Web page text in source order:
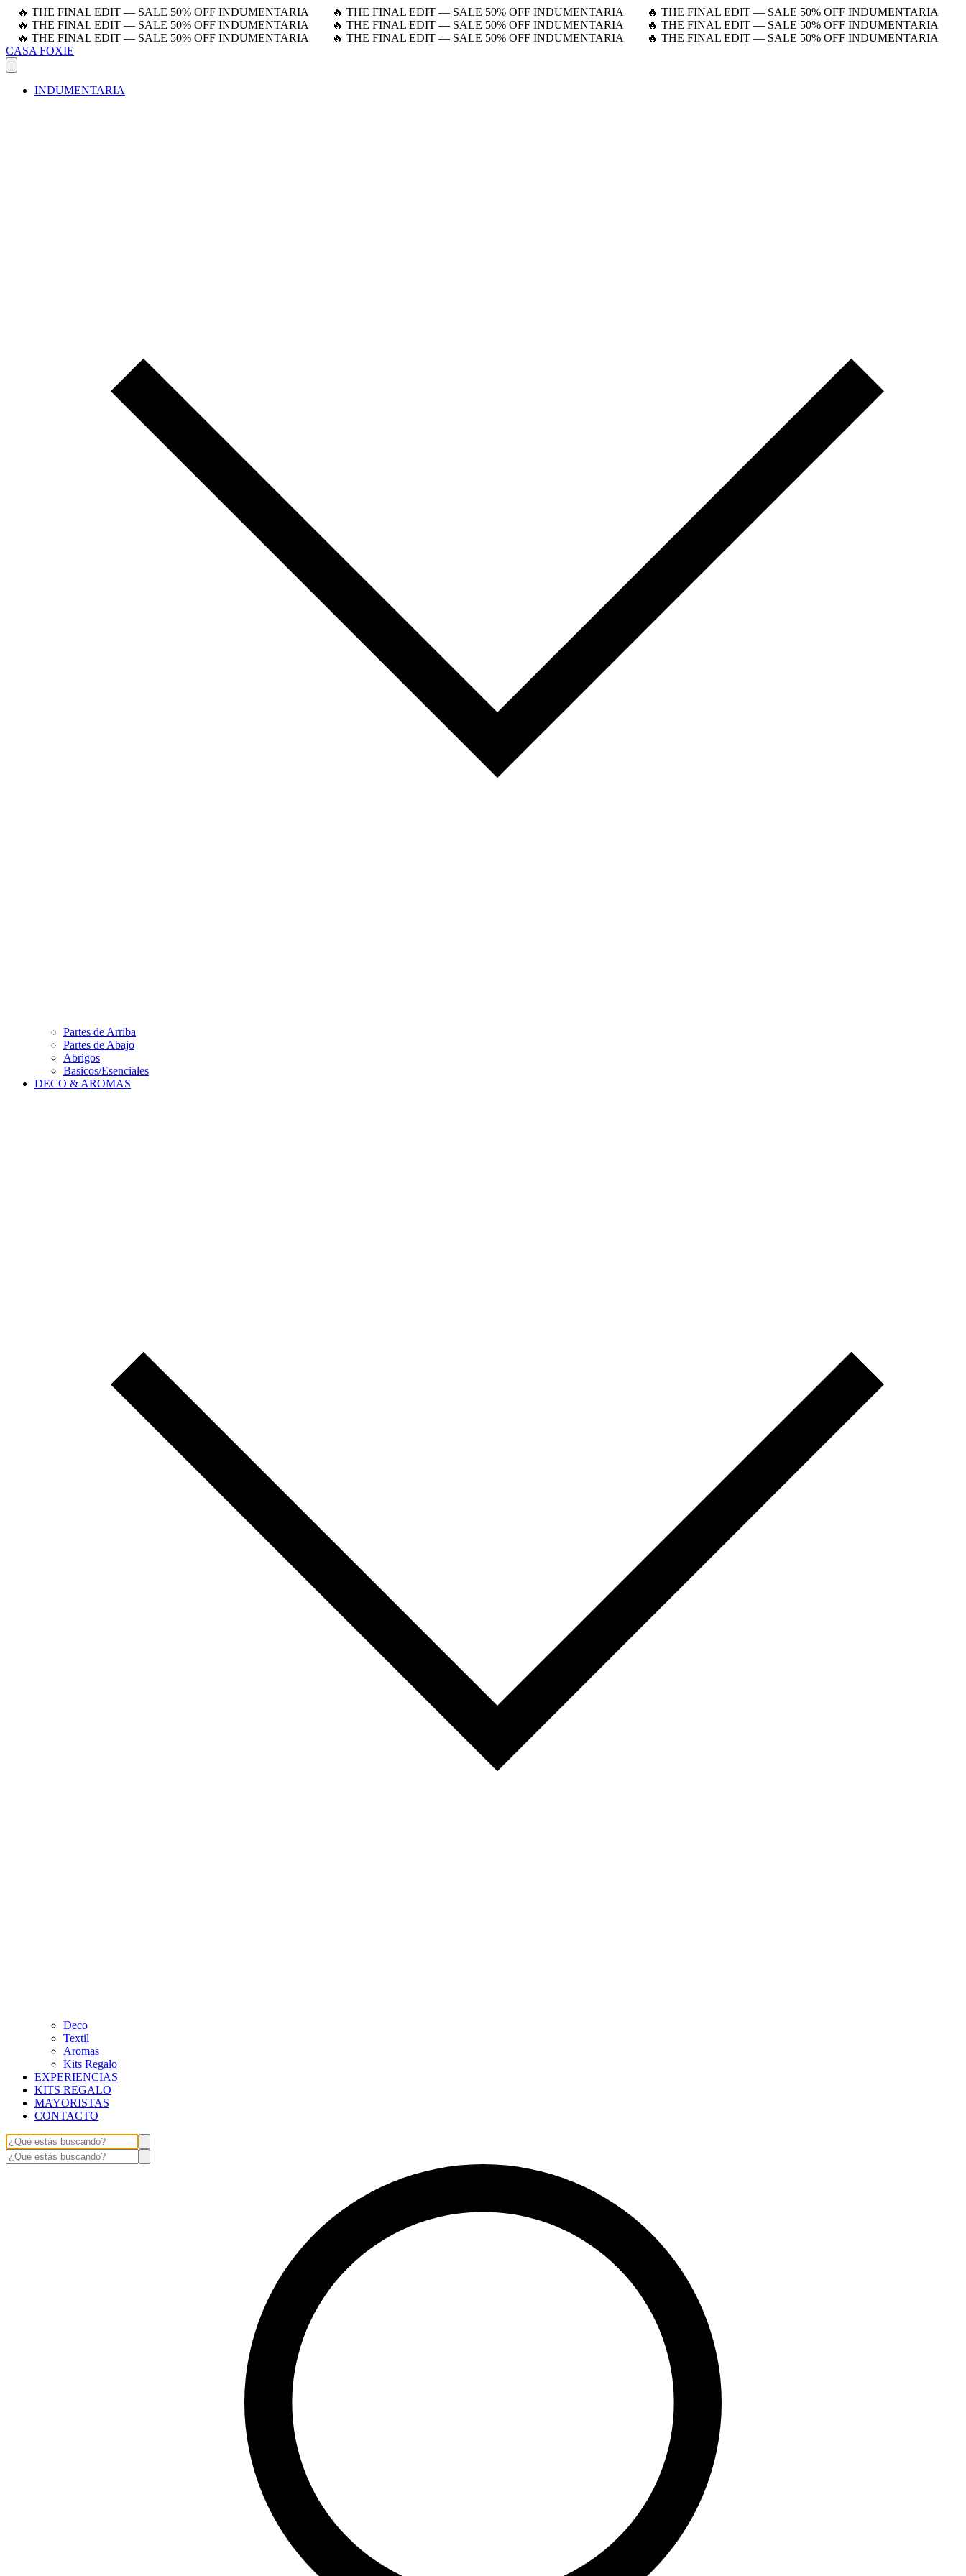
🔥 THE FINAL EDIT — SALE 50% OFF INDUMENTARIA 🔥 THE FINAL EDIT — SALE 50% OFF INDUMENTARIA
🔥 THE FINAL EDIT — SALE 50% OFF INDUMENTARIA
🔥 THE FINAL EDIT — SALE 50% OFF INDUMENTARIA
🔥 THE FINAL EDIT — SALE 50% OFF INDUMENTARIA
🔥 THE FINAL EDIT — SALE 50% OFF INDUMENTARIA
🔥 THE FINAL EDIT — SALE 50% OFF INDUMENTARIA
🔥 THE FINAL EDIT — SALE 50% OFF INDUMENTARIA
🔥 THE FINAL EDIT — SALE 50% OFF INDUMENTARIA
CASA FOXIE
INDUMENTARIA
Partes de Arriba
Partes de Abajo
Abrigos
Basicos/Esenciales
DECO & AROMAS
Deco
Textil
Aromas
Kits Regalo
EXPERIENCIAS
KITS REGALO
MAYORISTAS
CONTACTO